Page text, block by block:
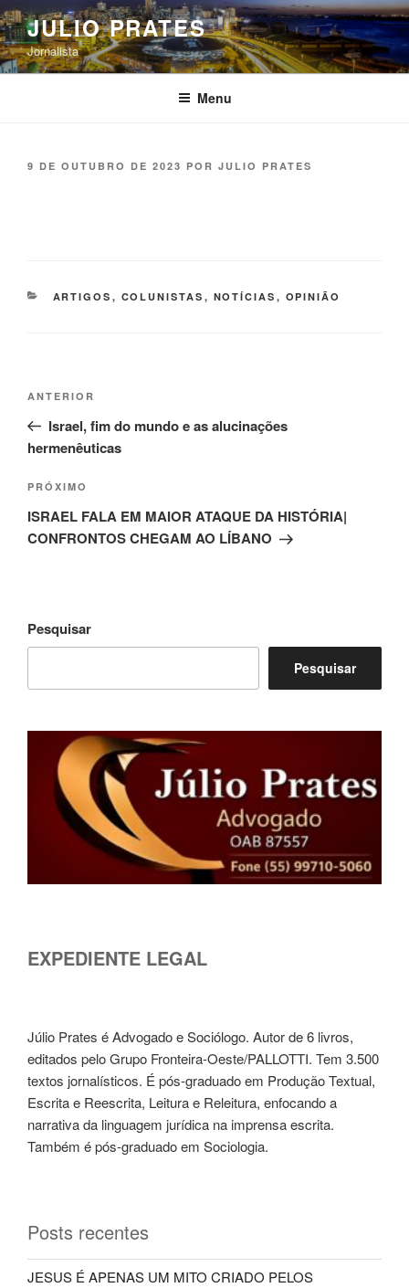
Pular
para
o
conteúdo
JULIO PRATES
Jornalista
Menu
PUBLICADO
9 DE OUTUBRO DE 2023 POR JULIO PRATES
CATEGORIAS
ARTIGOS , COLUNISTAS , NOTÍCIAS , OPINIÃO
Post
Post
anterior
ANTERIOR
Israel, fim do mundo e as alucinações
hermenêuticas
Próximo
post
PRÓXIMO
ISRAEL FALA EM MAIOR ATAQUE DA HISTÓRIA|
CONFRONTOS CHEGAM AO LÍBANO
Pesquisar
Pesquisar
EXPEDIENTE LEGAL
Júlio Prates é Advogado e Sociólogo. Autor de 6 livros,
editados pelo Grupo Fronteira-Oeste/PALLOTTI. Tem 3.500
textos jornalísticos. É pós-graduado em Produção Textual,
Escrita e Reescrita, Leitura e Releitura, enfocando a
narrativa da linguagem jurídica na imprensa escrita.
Também é pós-graduado em Sociologia.
Posts recentes
JESUS É APENAS UM MITO CRIADO PELOS